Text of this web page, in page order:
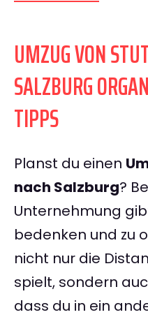
UMZUG VON
SALZBURG
TIPPS
Planst du einen
nach Salzburg?
Unternehmung
bedenken und zu
nicht nur die
spielt, sondern
dass du in ein